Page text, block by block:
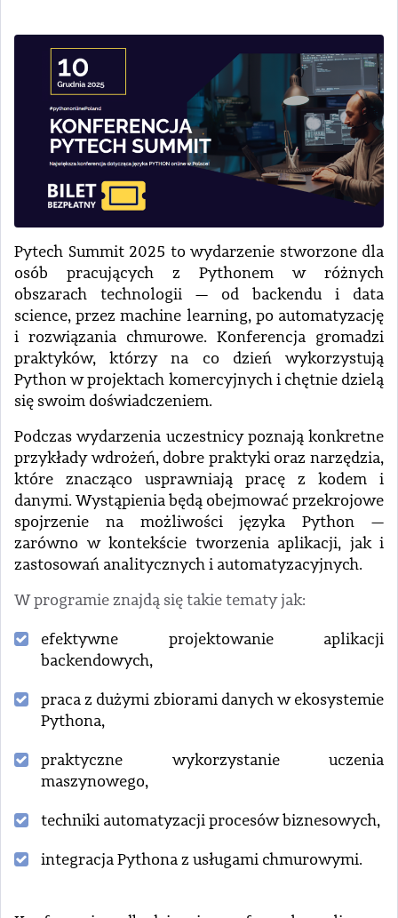
Pytech Summit 2025 to wydarzenie stworzone dla
osób pracujących z Pythonem w różnych
obszarach technologii — od backendu i data
science, przez machine learning, po automatyzację
i rozwiązania chmurowe. Konferencja gromadzi
praktyków, którzy na co dzień wykorzystują
Python w projektach komercyjnych i chętnie dzielą
się swoim doświadczeniem.
Podczas wydarzenia uczestnicy poznają konkretne
przykłady wdrożeń, dobre praktyki oraz narzędzia,
które znacząco usprawniają pracę z kodem i
danymi. Wystąpienia będą obejmować przekrojowe
spojrzenie na możliwości języka Python —
zarówno w kontekście tworzenia aplikacji, jak i
zastosowań analitycznych i automatyzacyjnych.
W programie znajdą się takie tematy jak:
efektywne projektowanie aplikacji
backendowych,
praca z dużymi zbiorami danych w ekosystemie
Pythona,
praktyczne wykorzystanie uczenia
maszynowego,
techniki automatyzacji procesów biznesowych,
integracja Pythona z usługami chmurowymi.